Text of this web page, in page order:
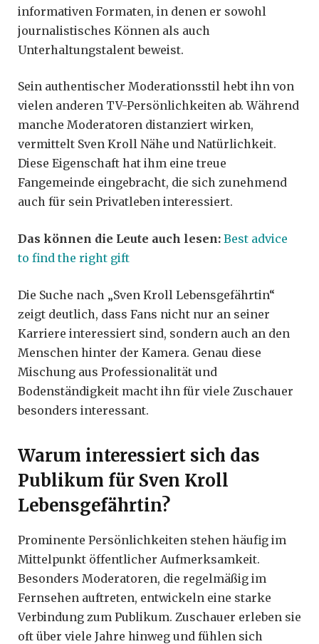
informativen Formaten, in denen er sowohl
journalistisches Können als auch
Unterhaltungstalent beweist.
Sein authentischer Moderationsstil hebt ihn von
vielen anderen TV-Persönlichkeiten ab. Während
manche Moderatoren distanziert wirken,
vermittelt Sven Kroll Nähe und Natürlichkeit.
Diese Eigenschaft hat ihm eine treue
Fangemeinde eingebracht, die sich zunehmend
auch für sein Privatleben interessiert.
Das können die Leute auch lesen: Best advice
to find the right gift
Die Suche nach „Sven Kroll Lebensgefährtin“
zeigt deutlich, dass Fans nicht nur an seiner
Karriere interessiert sind, sondern auch an den
Menschen hinter der Kamera. Genau diese
Mischung aus Professionalität und
Bodenständigkeit macht ihn für viele Zuschauer
besonders interessant.
Warum interessiert sich das
Publikum für Sven Kroll
Lebensgefährtin?
Prominente Persönlichkeiten stehen häufig im
Mittelpunkt öffentlicher Aufmerksamkeit.
Besonders Moderatoren, die regelmäßig im
Fernsehen auftreten, entwickeln eine starke
Verbindung zum Publikum. Zuschauer erleben sie
oft über viele Jahre hinweg und fühlen sich